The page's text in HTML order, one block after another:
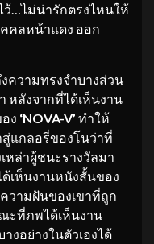
ว้…ไม่น่ารักตรงไหนให้
คลหน้าแดง ออก
ความทรงจำบางส่วน
หลังจากที่ได้เห็นงาน
ง ‘NOVA-V’ ทำให้
แกลอรี่ของโนว่าที่
หล่าผู้ชนะรางวัลมา
เห็นงานหนังสั้นของ
วามฝันของเขาที่ถูก
ะที่ภพได้เห็นงาน
งอย่างในตัวเองได้